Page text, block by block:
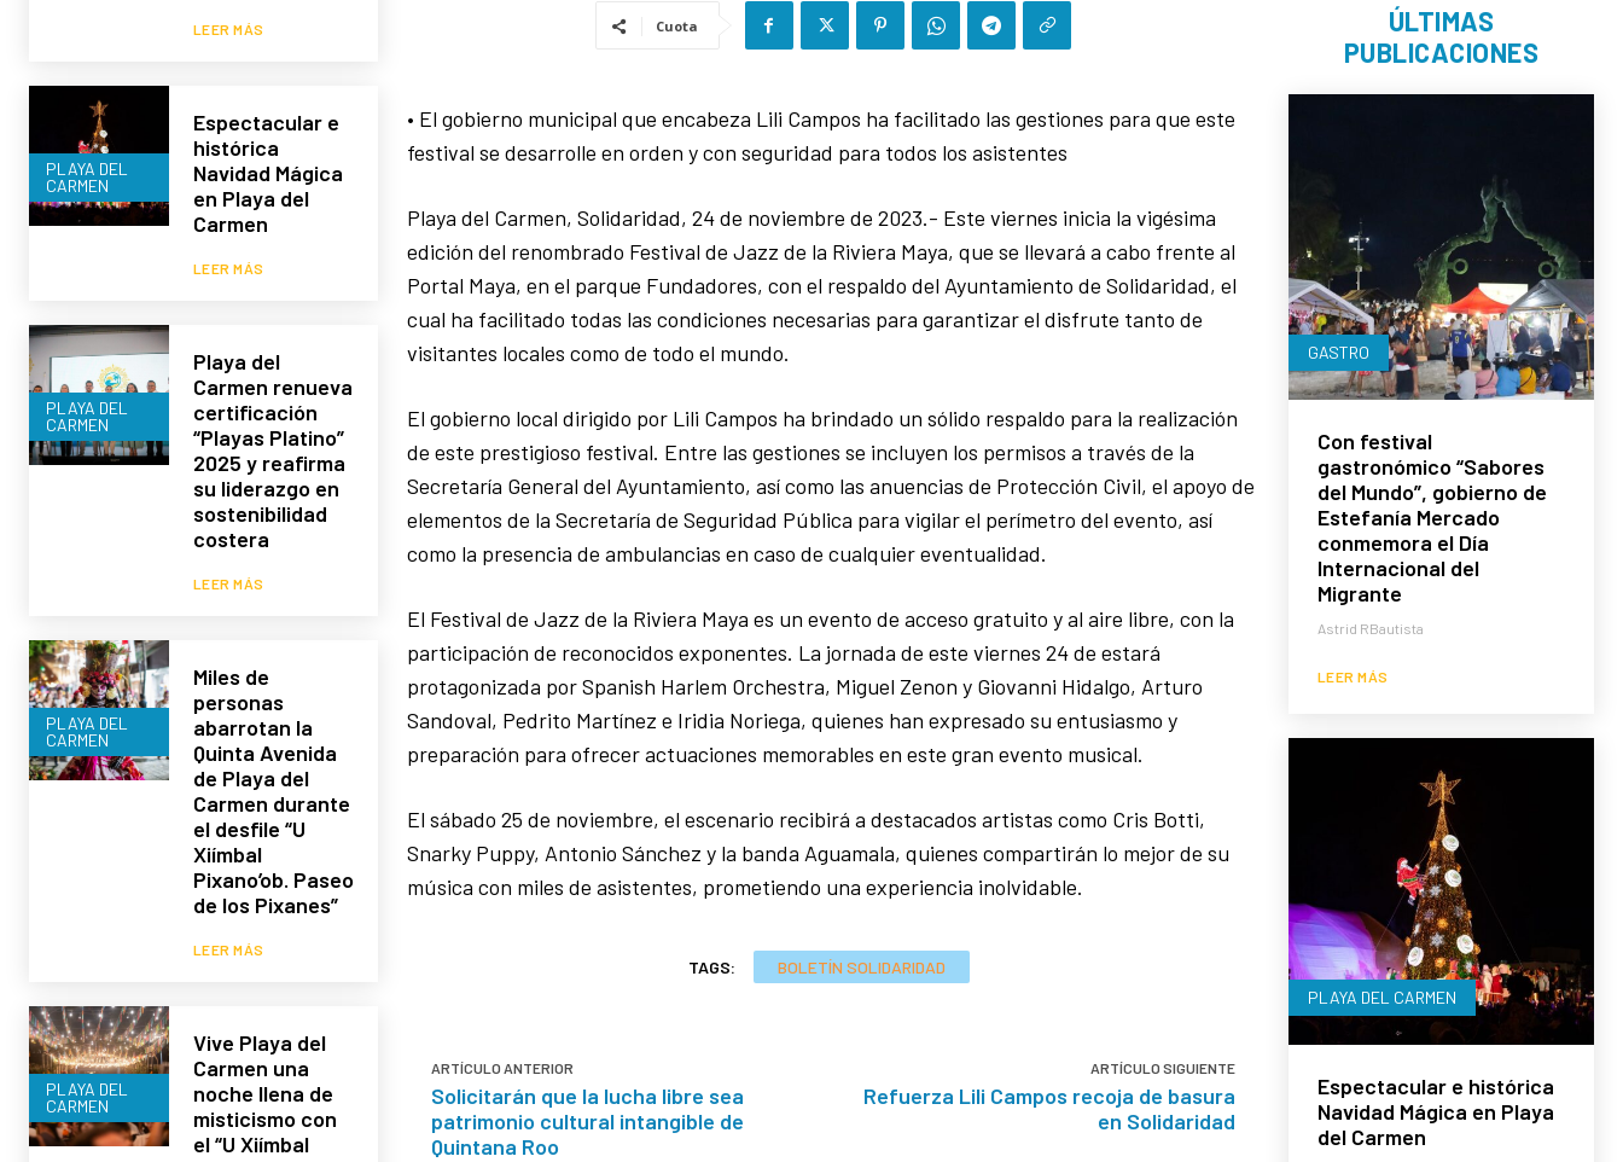
LEER MÁS
PLAYA DEL
CARMEN
Espectacular e
histórica
Navidad Mágica
en Playa del
Carmen
LEER MÁS
PLAYA DEL
CARMEN
Playa del
Carmen renueva
certificación
“Playas Platino”
2025 y reafirma
su liderazgo en
sostenibilidad
costera
LEER MÁS
PLAYA DEL
CARMEN
Miles de
personas
abarrotan la
Quinta Avenida
de Playa del
Carmen durante
el desfile “U
Xiímbal
Pixano’ob. Paseo
de los Pixanes”
LEER MÁS
PLAYA DEL
CARMEN
Vive Playa del
Carmen una
noche llena de
misticismo con
el “U Xiímbal
Cuota
• El gobierno municipal que encabeza Lili Campos ha facilitado las gestiones para que este
festival se desarrolle en orden y con seguridad para todos los asistentes
Playa del Carmen, Solidaridad, 24 de noviembre de 2023.- Este viernes inicia la vigésima
edición del renombrado Festival de Jazz de la Riviera Maya, que se llevará a cabo frente al
Portal Maya, en el parque Fundadores, con el respaldo del Ayuntamiento de Solidaridad, el
cual ha facilitado todas las condiciones necesarias para garantizar el disfrute tanto de
visitantes locales como de todo el mundo.
El gobierno local dirigido por Lili Campos ha brindado un sólido respaldo para la realización
de este prestigioso festival. Entre las gestiones se incluyen los permisos a través de la
Secretaría General del Ayuntamiento, así como las anuencias de Protección Civil, el apoyo de
elementos de la Secretaría de Seguridad Pública para vigilar el perímetro del evento, así
como la presencia de ambulancias en caso de cualquier eventualidad.
El Festival de Jazz de la Riviera Maya es un evento de acceso gratuito y al aire libre, con la
participación de reconocidos exponentes. La jornada de este viernes 24 de estará
protagonizada por Spanish Harlem Orchestra, Miguel Zenon y Giovanni Hidalgo, Arturo
Sandoval, Pedrito Martínez e Iridia Noriega, quienes han expresado su entusiasmo y
preparación para ofrecer actuaciones memorables en este gran evento musical.
El sábado 25 de noviembre, el escenario recibirá a destacados artistas como Cris Botti,
Snarky Puppy, Antonio Sánchez y la banda Aguamala, quienes compartirán lo mejor de su
música con miles de asistentes, prometiendo una experiencia inolvidable.
TAGS: BOLETÍN SOLIDARIDAD
ARTÍCULO ANTERIOR
Solicitarán que la lucha libre sea
patrimonio cultural intangible de
Quintana Roo
ARTÍCULO SIGUIENTE
Refuerza Lili Campos recoja de basura
en Solidaridad
ÚLTIMAS
PUBLICACIONES
GASTRO
Con festival
gastronómico “Sabores
del Mundo”, gobierno de
Estefanía Mercado
conmemora el Día
Internacional del
Migrante
Astrid RBautista
LEER MÁS
PLAYA DEL CARMEN
Espectacular e histórica
Navidad Mágica en Playa
del Carmen